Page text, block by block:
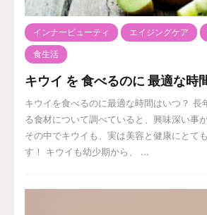
インナービューティ エイジングケア
食生活
キウイ を 食べるのに 最適な時
キウイを食べるのに最適な時間はいつ？ 長
る食材について調べていると、興味深い事
その中でキウイも、実は美容と健康にとて
す！ キウイも幼少期から、 ...